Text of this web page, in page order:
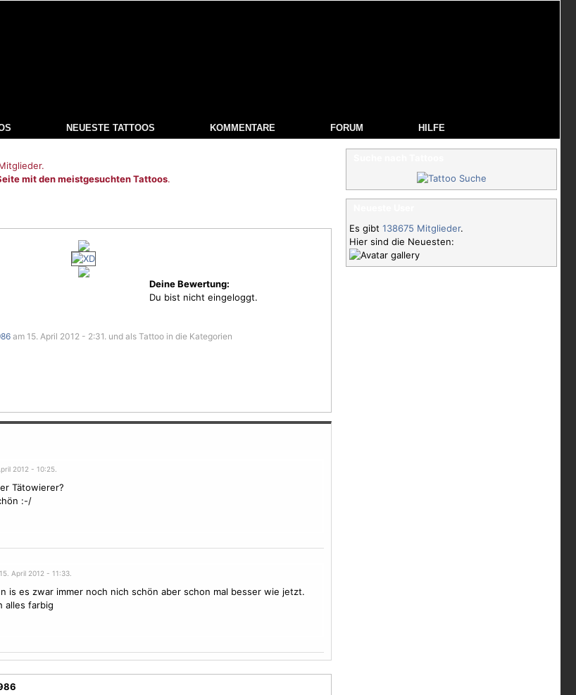
NEUESTE TATTOOS KOMMENTARE FORUM HILFE
mit den meistgesuchten Tattoos.
Deine Bewertung:
Du bist nicht eingeloggt.
am 15. April 2012 - 2:31. und als Tattoo in die Kategorien
2012 - 10:25.
Tätowierer?
:-/
April 2012 - 11:33.
is es zwar immer noch nich schön aber schon mal besser wie jetzt.
alles farbig
Es gibt 138675 Mitglieder.
Hier sind die Neuesten: